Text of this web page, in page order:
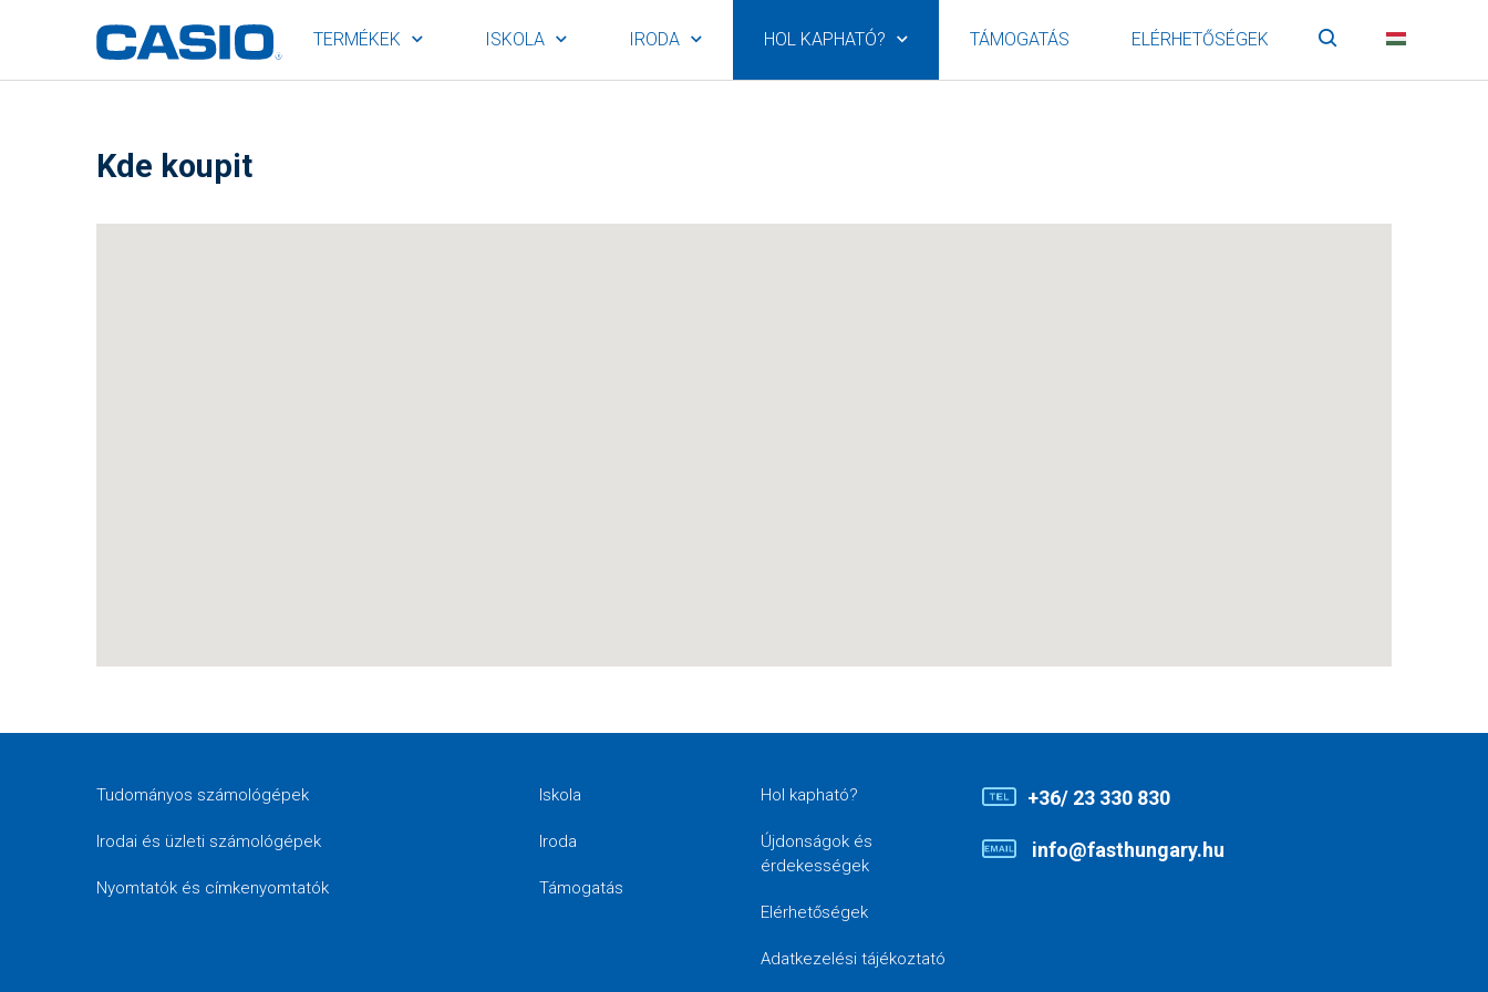
TERMÉKEK ISKOLA IRODA HOL KAPHATÓ? TÁMOGATÁS ELÉRHETŐSÉGEK Keresés
Kde koupit
Tudományos számológépek
Irodai és üzleti számológépek
Nyomtatók és címkenyomtatók
Iskola
Iroda
Támogatás
Hol kapható?
Újdonságok és
érdekességek
Elérhetőségek
Adatkezelési tájékoztató
+36/ 23 330 830
info@fasthungary.hu